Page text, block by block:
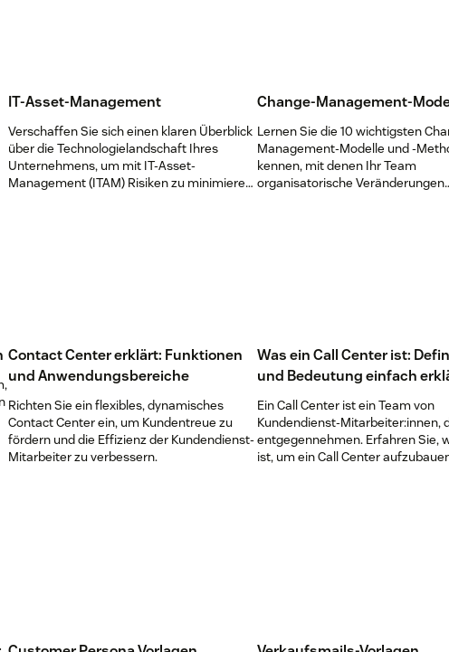
IT-Asset-Management
Verschaffen Sie sich einen klaren Überblick
über die Technologielandschaft Ihres
Unternehmens, um mit IT-Asset-
Management (ITAM) Risiken zu minimieren,
Change-Management-
Lernen Sie die 10 wichtigsten
Management-Modelle und -
kennen, mit denen Ihr Team
organisatorische Veränderungen
Contact Center erklärt: Funktionen
und Anwendungsbereiche
Richten Sie ein flexibles, dynamisches
Contact Center ein, um Kundentreue zu
fördern und die Effizienz der Kundendienst-
Mitarbeiter zu verbessern.
Was ein Call Center ist:
und Bedeutung einfach
Ein Call Center ist ein Team von
Kundendienst-Mitarbeiter:innen,
entgegennehmen. Erfahren Sie,
ist, um ein Call Center